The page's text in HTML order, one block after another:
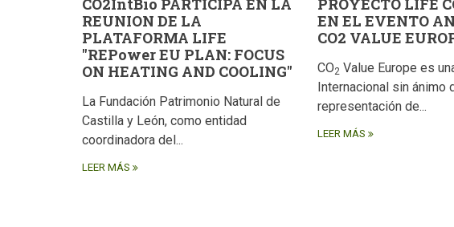
CO2IntBio PARTICIPA EN LA
REUNION DE LA
PLATAFORMA LIFE
"REPower EU PLAN: FOCUS
ON HEATING AND COOLING"
La Fundación Patrimonio Natural de
Castilla y León, como entidad
coordinadora del...
LEER MÁS
PROYECTO LIFE
EN EL EVENTO
CO2 VALUE
CO2 Value Europe es
Internacional sin ánimo
representación de...
LEER MÁS